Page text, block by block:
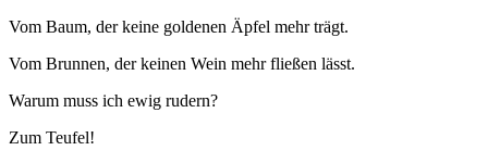
Vom Baum, der keine goldenen Äpfel mehr trägt.
Vom Brunnen, der keinen Wein mehr fließen lässt.
Warum muss ich ewig rudern?
Zum Teufel!